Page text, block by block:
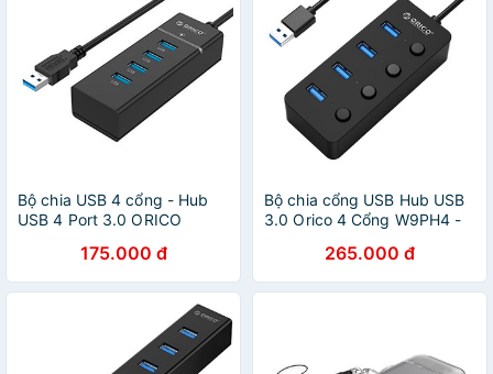
Bộ chia USB 4 cổng - Hub
USB 4 Port 3.0 ORICO
cổng) - Đen175.000 đ
Bộ chia cổng USB Hub USB
3.0 Orico 4 Cổng W9PH4 -
265.000 đ